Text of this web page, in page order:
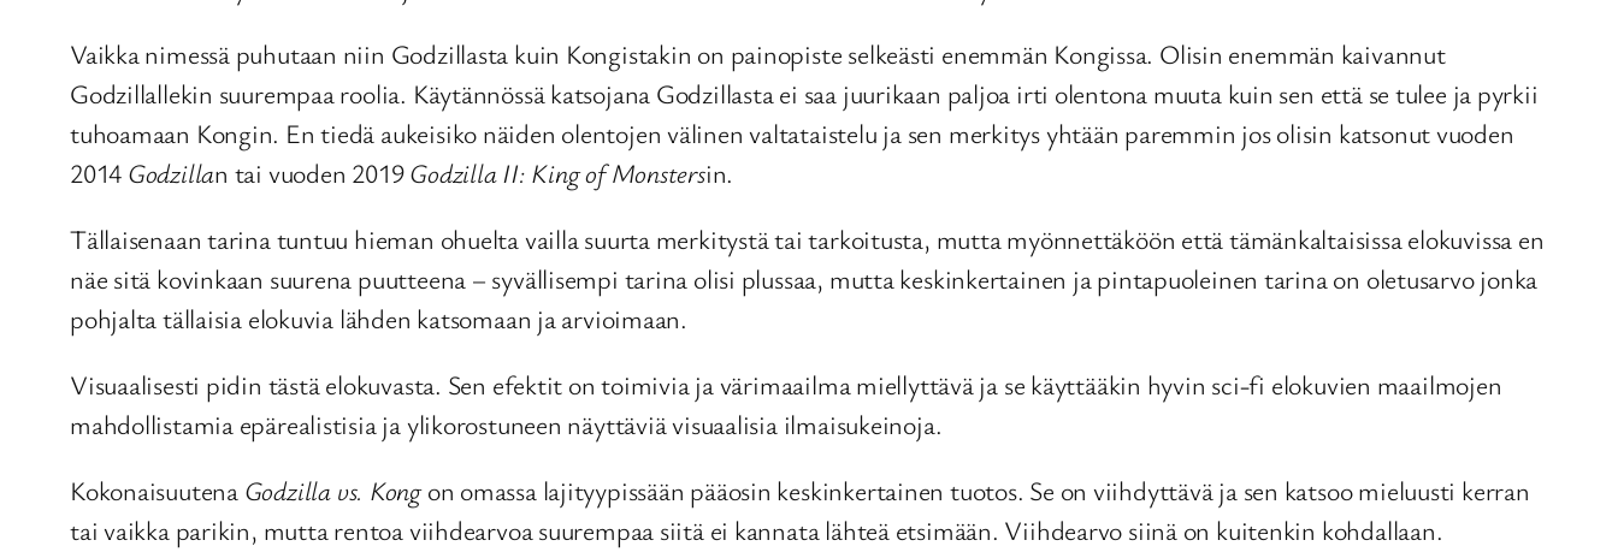
Vaikka nimessä puhutaan niin Godzillasta kuin Kongistakin on painopiste selkeästi enemmän Kongissa. Olisin enemmän kaivannut
Godzillallekin suurempaa roolia. Käytännössä katsojana Godzillasta ei saa juurikaan paljoa irti olentona muuta kuin sen että se tulee ja pyrkii
tuhoamaan Kongin. En tiedä aukeisiko näiden olentojen välinen valtataistelu ja sen merkitys yhtään paremmin jos olisin katsonut vuoden
2014 Godzillan tai vuoden 2019Godzilla II: King of Monstersin.
Tällaisenaan tarina tuntuu hieman ohuelta vailla suurta merkitystä tai tarkoitusta, mutta myönnettäköön että tämänkaltaisissa elokuvissa en
näe sitä kovinkaan suurena puutteena – syvällisempi tarina olisi plussaa, mutta keskinkertainen ja pintapuoleinen tarina on oletusarvo jonka
pohjalta tällaisia elokuvia lähden katsomaan ja arvioimaan.
Visuaalisesti pidin tästä elokuvasta. Sen efektit on toimivia ja värimaailma miellyttävä ja se käyttääkin hyvin sci-fi elokuvien maailmojen
mahdollistamia epärealistisia ja ylikorostuneen näyttäviä visuaalisia ilmaisukeinoja.
Kokonaisuutena Godzilla vs. Kongon omassa lajityypissään pääosin keskinkertainen tuotos. Se on viihdyttävä ja sen katsoo mieluusti kerran
tai vaikka parikin, mutta rentoa viihdearvoa suurempaa siitä ei kannata lähteä etsimään. Viihdearvo siinä on kuitenkin kohdallaan.